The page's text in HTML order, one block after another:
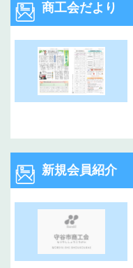
商工会だより
新規会員紹介